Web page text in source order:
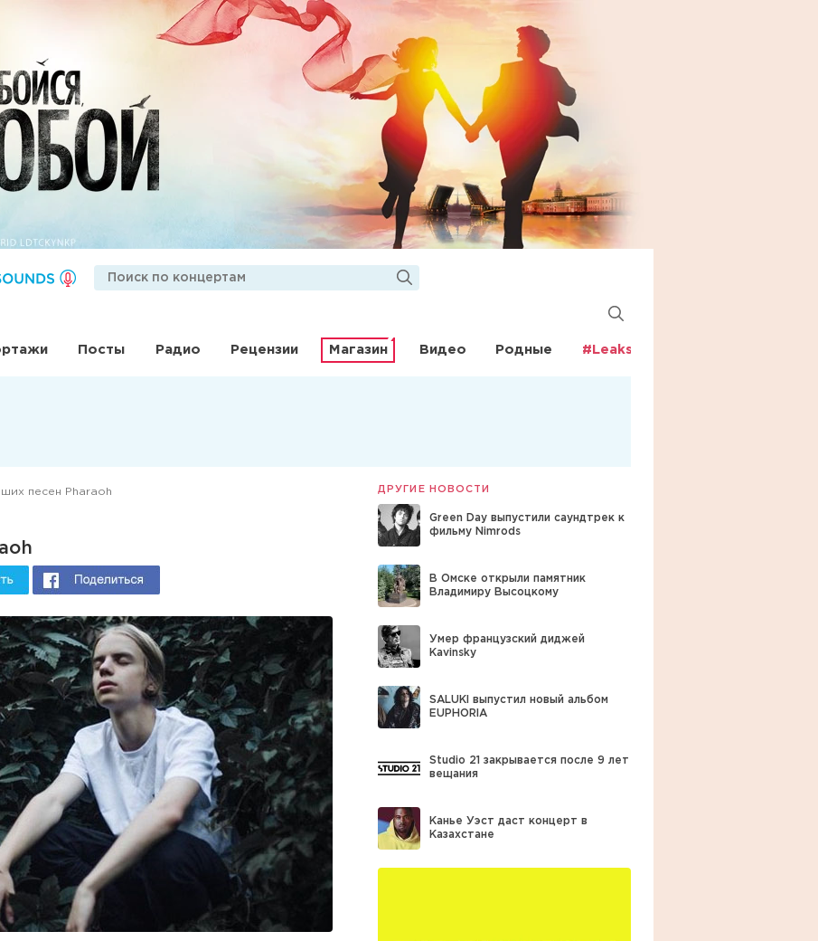
Посты Радио Рецензии Магазин Видео Родные #Leaks
песен Pharaoh ДРУГИЕ НОВОСТИ
Green Day выпустили саундтрек к
фильму Nimrods
В Омске открыли памятник
Владимиру Высоцкому
Умер французский диджей
Kavinsky
SALUKI выпустил новый альбом
EUPHORIA
Studio 21 закрывается после 9 лет
вещания
Канье Уэст даст концерт в
Казахстане